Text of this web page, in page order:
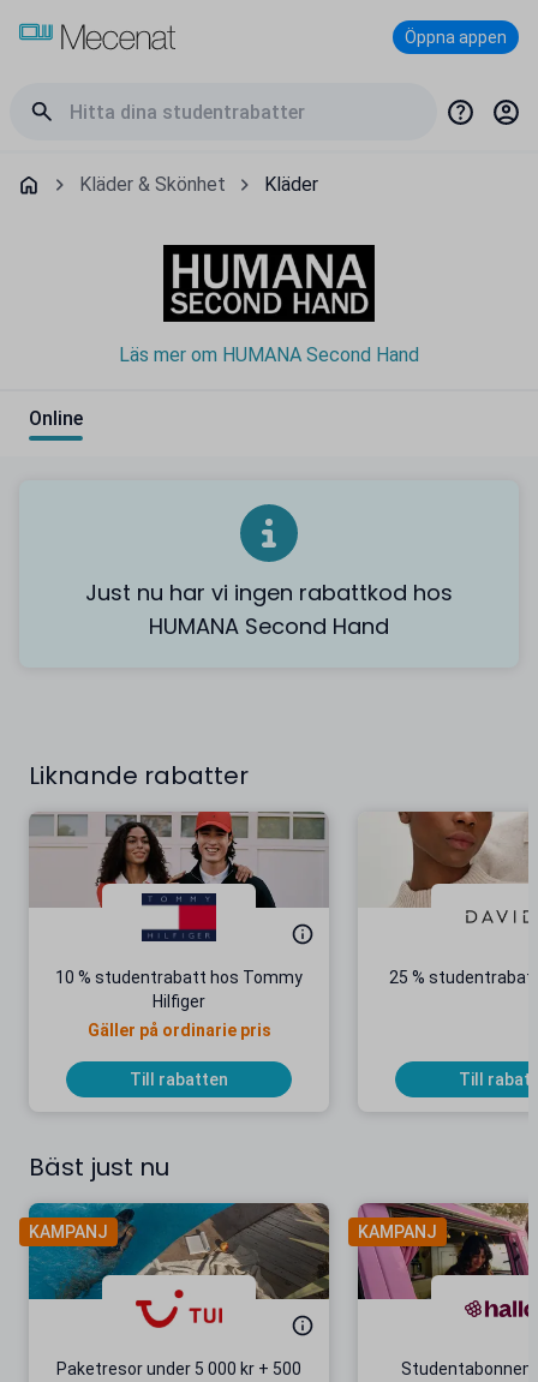
Öppna appen
Kläder & Skönhet Kläder
Läs mer om HUMANA Second Hand
Online
Just nu har vi ingen rabattkod hos
HUMANA Second Hand
Liknande rabatter
10 % studentrabatt hos Tommy
Hilfiger
Gäller på ordinarie pris
Till rabatten
25 %
Till
Bäst just nu
KAMPANJ
Paketresor under 5 000 kr + 500
KAMPANJ